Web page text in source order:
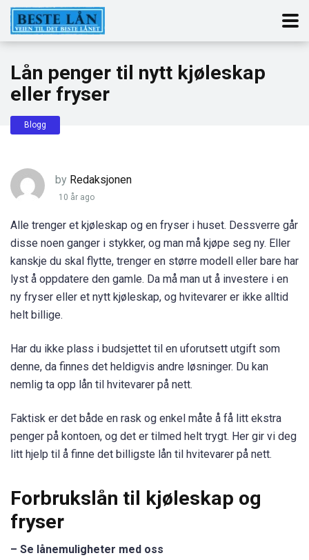
Lån penger til nytt kjøleskap
eller fryser
Blogg
by Redaksjonen
10 år ago
Alle trenger et kjøleskap og en fryser i huset. Dessverre går
disse noen ganger i stykker, og man må kjøpe seg ny. Eller
kanskje du skal flytte, trenger en større modell eller bare har
lyst å oppdatere den gamle. Da må man ut å investere i en
ny fryser eller et nytt kjøleskap, og hvitevarer er ikke alltid
helt billige.
Har du ikke plass i budsjettet til en uforutsett utgift som
denne, da finnes det heldigvis andre løsninger. Du kan
nemlig ta opp lån til hvitevarer på nett.
Faktisk er det både en rask og enkel måte å få litt ekstra
penger på kontoen, og det er tilmed helt trygt. Her gir vi deg
litt hjelp til å finne det billigste lån til hvitevarer på nett.
Forbrukslån til kjøleskap og
fryser
– Se lånemuligheter med oss